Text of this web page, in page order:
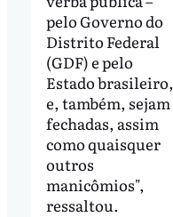
pelo Governo do
Distrito Federal
(GDF) e pelo
Estado brasileiro,
e, também, sejam
fechadas, assim
como quaisquer
outros
manicômios",
ressaltou.